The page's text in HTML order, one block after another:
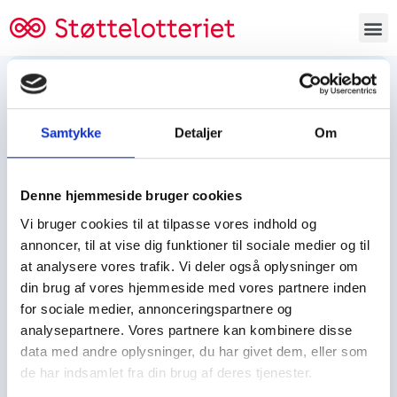
Samtykke Detaljer Om
Denne hjemmeside bruger cookies
Vi bruger cookies til at tilpasse vores indhold og
annoncer, til at vise dig funktioner til sociale medier og til
at analysere vores trafik. Vi deler også oplysninger om
din brug af vores hjemmeside med vores partnere inden
for sociale medier, annonceringspartnere og
analysepartnere. Vores partnere kan kombinere disse
data med andre oplysninger, du har givet dem, eller som
de har indsamlet fra din brug af deres tjenester.
Tjen penge og støt
Tjen penge til:
Spejdere/spejdergruppen/FDF’ere, m.fl.
Kontor
Tjenpengeogstoet.dk
Ejby Industrivej 91
DK – 2600 Glostrup
CVR: 19347508